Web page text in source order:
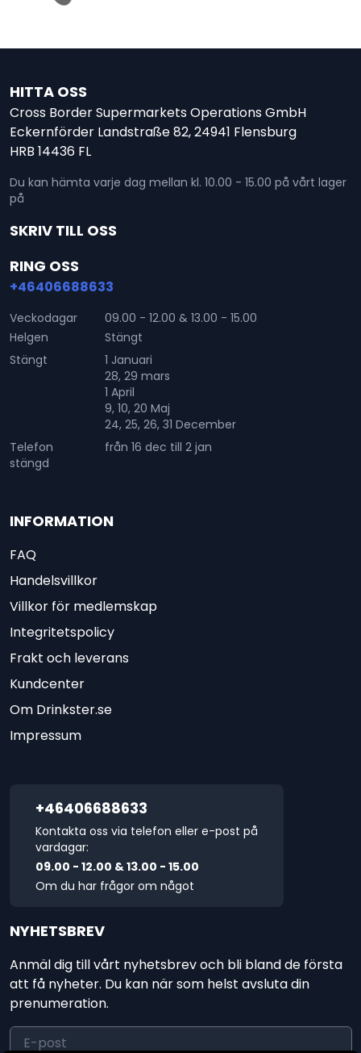
HITTA OSS
Cross Border Supermarkets Operations GmbH
Eckernförder Landstraße 82, 24941 Flensburg
HRB 14436 FL
Du kan hämta varje dag mellan kl. 10.00 - 15.00 på vårt lager
på
SKRIV TILL OSS
RING OSS
+46406688633
Veckodagar
09.00 - 12.00 & 13.00 - 15.00
Helgen
Stängt
Stängt
Telefon
stängd
1 Januari
28, 29 mars
1 April
9, 10, 20 Maj
24, 25, 26, 31 December
från 16 dec till 2 jan
INFORMATION
FAQ
Handelsvillkor
Villkor för medlemskap
Integritetspolicy
Frakt och leverans
Kundcenter
Om Drinkster.se
Impressum
+46406688633
Kontakta oss via telefon eller e-post på
vardagar:
09.00 - 12.00 & 13.00 - 15.00
Om du har frågor om något
NYHETSBREV
Anmäl dig till vårt nyhetsbrev och bli bland de första
att få nyheter. Du kan när som helst avsluta din
prenumeration.